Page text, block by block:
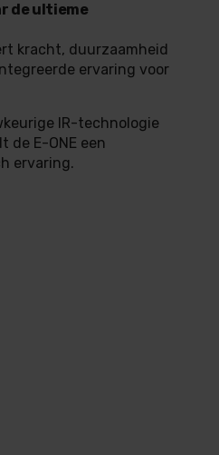
de ultieme
kracht, duurzaamheid
ervaring voor
IR-technologie
de E-ONE een
ervaring.